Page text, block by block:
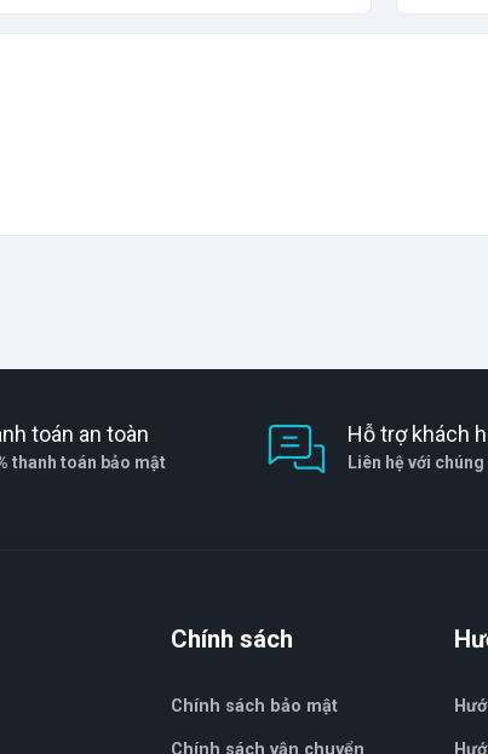
toán an toàn
thanh toán bảo mật
Hỗ trợ khách
Liên hệ với
Chính sách
Chính sách bảo mật
Chính sách vận chuyển